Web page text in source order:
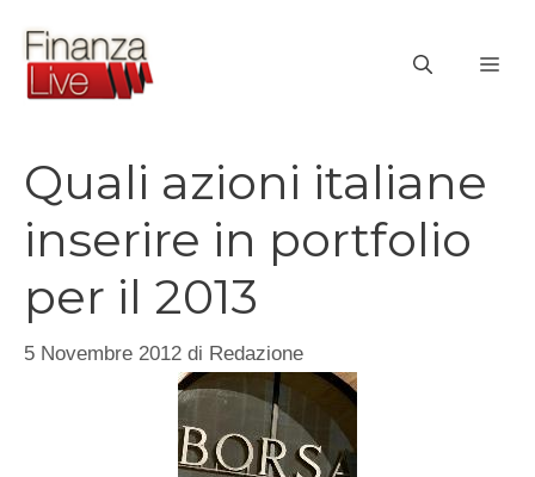
contenuto
Quali azioni italiane
inserire in portfolio
per il 2013
5 Novembre 2012 di Redazione